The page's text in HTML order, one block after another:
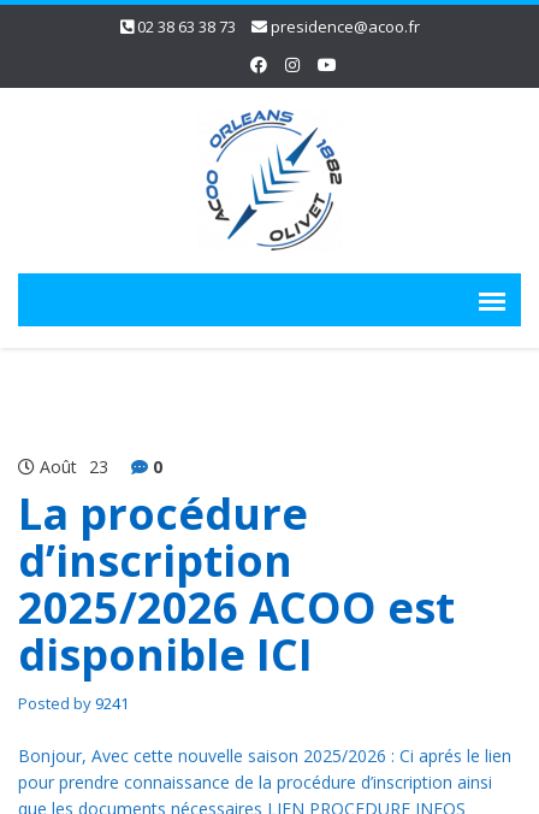
02 38 63 38 73 presidence@acoo.fr
Août 23 0
La procédure
d’inscription
2025/2026 ACOO est
disponible ICI
Posted by9241
Bonjour, Avec cette nouvelle saison 2025/2026 : Ci aprés le lien
pour prendre connaissance de la procédure d’inscription ainsi
que les documents nécessaires LIEN PROCEDURE INFOS